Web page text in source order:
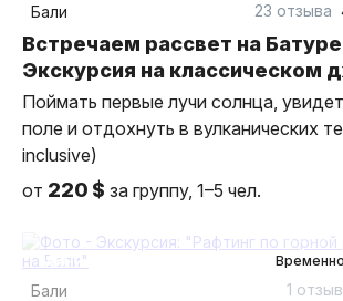
Бали
23 отзыва
Встречаем рассвет на
Экскурсия на классическом
Поймать первые лучи солнца,
поле и отдохнуть в вулканических
inclusive)
от 220 $ за группу, 1–5 чел.
6
Мини-группа
Бали
1 отзыв